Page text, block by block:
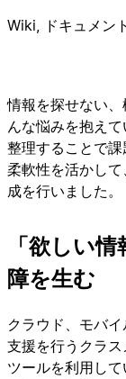
情報を探せない
んな悩みを抱え
整理することで
柔軟性を活かし
成を行いました。
「欲しい
障を生む
クラウド、モバ
支援を行うクラ
ツールを利用し
Wiki, ドキュメン